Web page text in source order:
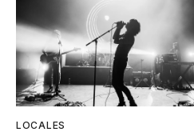
LOCALES